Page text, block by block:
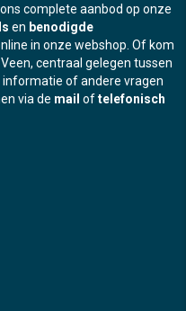
complete aanbod op onze
en benodigde
in onze webshop. Of kom
centraal gelegen tussen
informatie of andere vragen
via de mail oftelefonisch